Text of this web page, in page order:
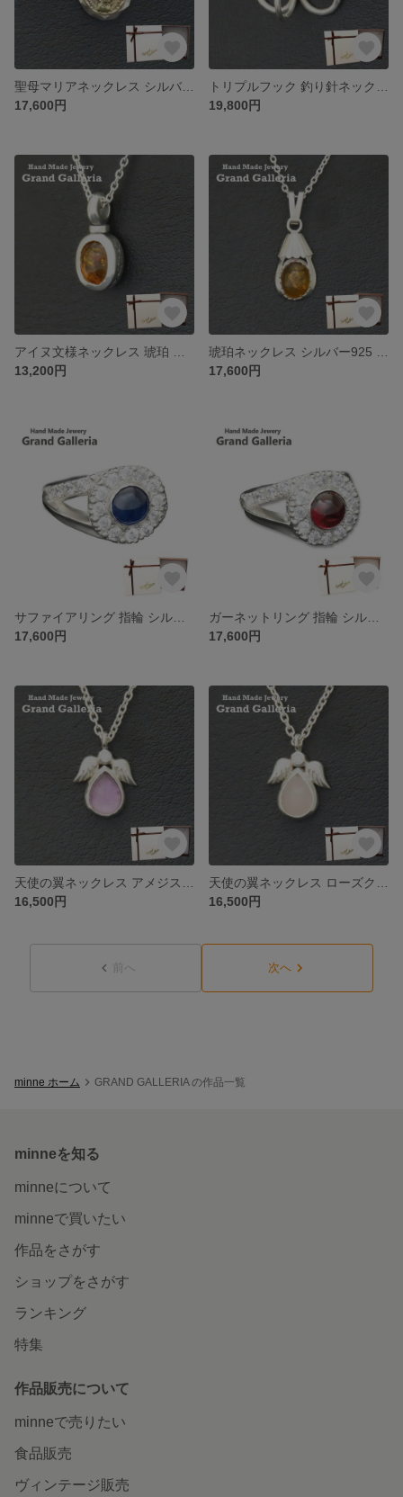
17,600円
19,800円
13,200円
17,600円
17,600円
17,600円
16,500円
16,500円
前へ 次へ
minne ホーム GRAND GALLERIA の作品一覧
minneを知る
minneについて
minneで買いたい
作品をさがす
ショップをさがす
ランキング
特集
作品販売について
minneで売りたい
食品販売
ヴィンテージ販売